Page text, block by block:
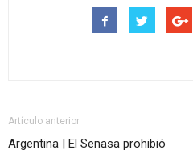
Artículo anterior
Argentina | El Senasa prohibió